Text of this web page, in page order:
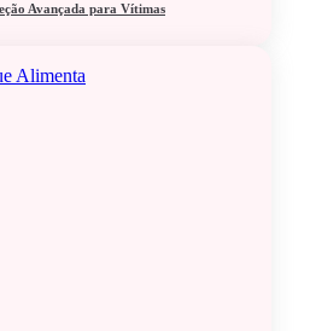
Avançada para Vítimas